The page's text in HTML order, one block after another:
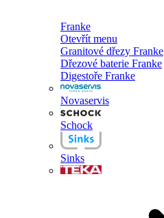
Franke
Otevřít menu
Granitové dřezy Franke
Dřezové baterie Franke
Digestoře Franke
Novaservis
Schock
Sinks